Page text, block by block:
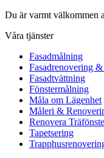
Du är varmt välkommen
Våra tjänster
Fasadmålning
Fasadrenovering
Fasadtvättning
Fönstermålning
Måla om Lägenhet
Måleri &
Renovera
Tapetsering